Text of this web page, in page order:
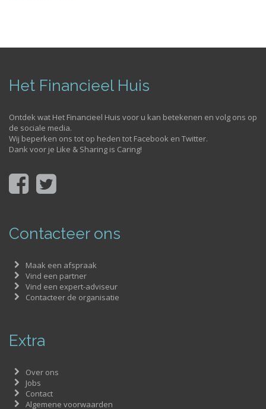
Het Financieel Huis
Ontdek wat Het Financieel Huis voor u kan betekenen en volg ons op
de sociale media.
Wij beperken ons tot op heden tot Facebook en Twitter.
Dank voor je Like & Sharing is Caring!
Contacteer ons
Maak een afspraak
Vind een partner
Vind een expert-adviseur
Contacteer de organisatie
Extra
Over ons
Jobs
Contact
Algemene voorwaarden